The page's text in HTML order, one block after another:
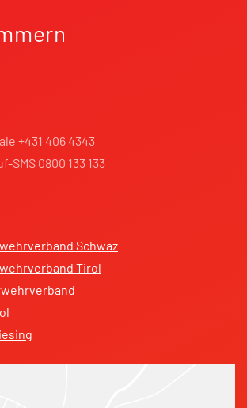
+431 406 4343
SMS 0800 133 133
Schwaz
Tirol